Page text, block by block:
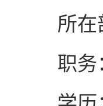
所在
职务